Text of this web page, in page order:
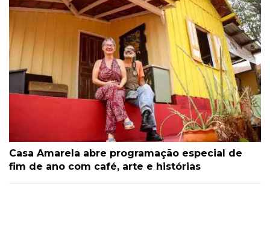
Casa Amarela abre programação especial de
fim de ano com café, arte e histórias